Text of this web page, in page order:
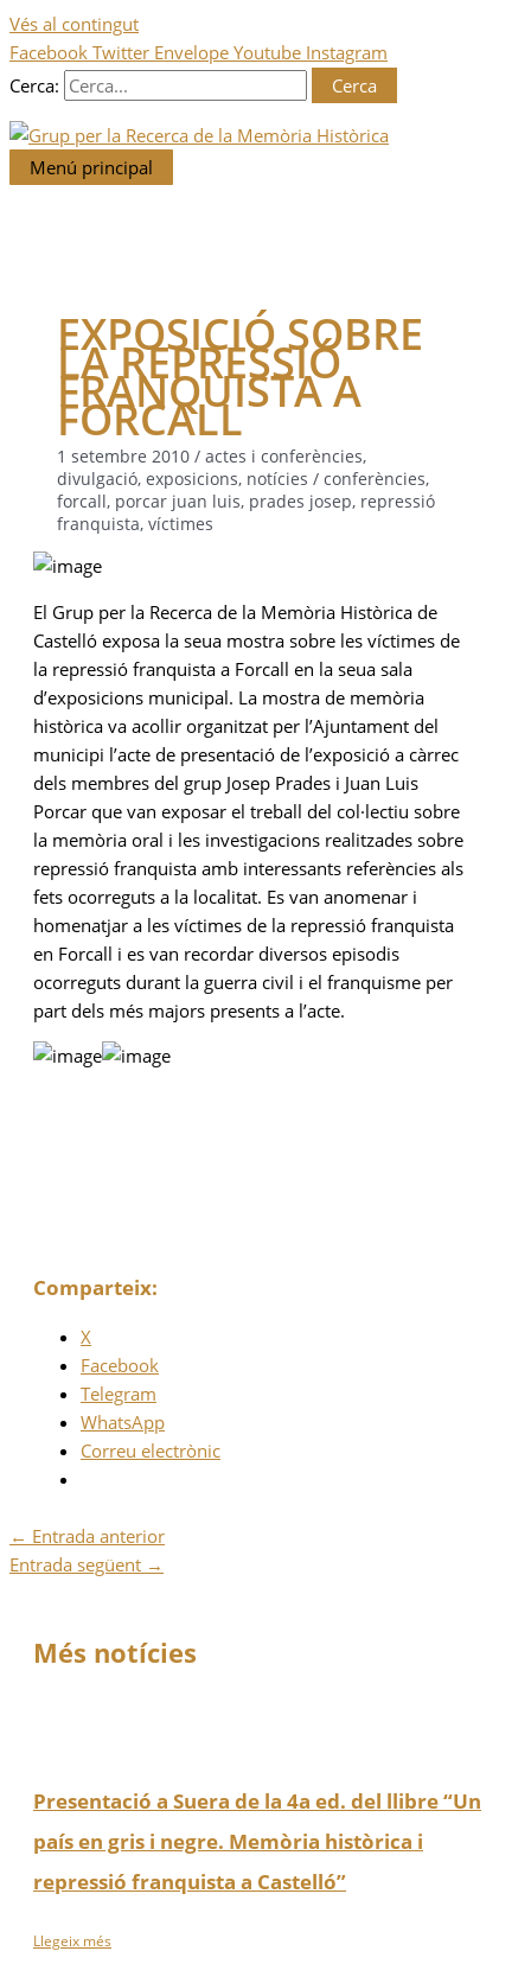
Vés al contingut
Facebook Twitter Envelope Youtube Instagram
Cerca:
Menú principal
EXPOSICIÓ SOBRE
LA REPRESSIÓ
FRANQUISTA A
FORCALL
1 setembre 2010 / actes i conferències,
divulgació, exposicions, notícies / conferències,
forcall, porcar juan luis, prades josep, repressió
franquista, víctimes
El Grup per la Recerca de la Memòria Històrica de
Castelló exposa la seua mostra sobre les víctimes de
la repressió franquista a Forcall en la seua sala
d’exposicions municipal. La mostra de memòria
històrica va acollir organitzat per l’Ajuntament del
municipi l’acte de presentació de l’exposició a càrrec
dels membres del grup Josep Prades i Juan Luis
Porcar que van exposar el treball del col·lectiu sobre
la memòria oral i les investigacions realitzades sobre
repressió franquista amb interessants referències als
fets ocorreguts a la localitat. Es van anomenar i
homenatjar a les víctimes de la repressió franquista
en Forcall i es van recordar diversos episodis
ocorreguts durant la guerra civil i el franquisme per
part dels més majors presents a l’acte.
Comparteix:
X
Facebook
Telegram
WhatsApp
Correu electrònic
← Entrada anterior
Entrada següent →
Més notícies
Presentació a Suera de la 4a ed. del llibre “Un
país en gris i negre. Memòria històrica i
repressió franquista a Castelló”
Llegeix més